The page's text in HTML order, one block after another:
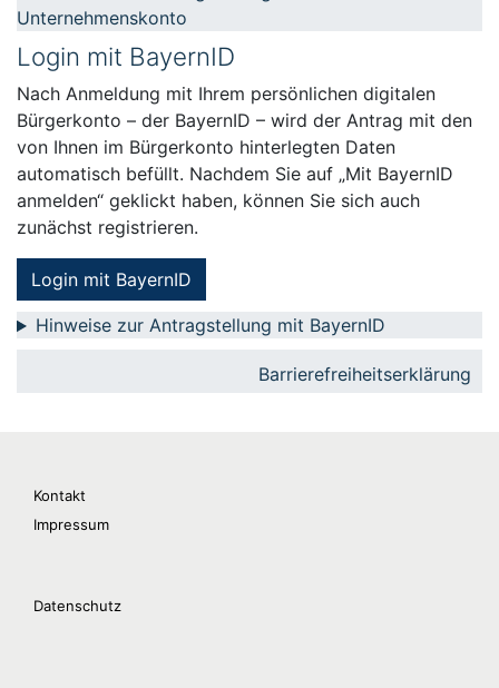
Unternehmenskonto
Login mit BayernID
Nach Anmeldung mit Ihrem persönlichen digitalen
Bürgerkonto – der BayernID – wird der Antrag mit den
von Ihnen im Bürgerkonto hinterlegten Daten
automatisch befüllt. Nachdem Sie auf „Mit BayernID
anmelden“ geklickt haben, können Sie sich auch
zunächst registrieren.
Login mit BayernID
Hinweise zur Antragstellung mit BayernID
Barrierefreiheitserklärung
Kontakt
Impressum
Datenschutz